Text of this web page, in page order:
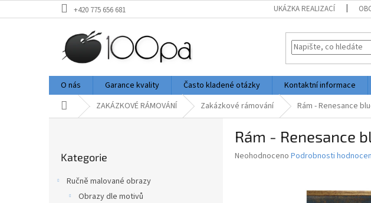
na
+420 775 656 681 UKÁZKA REALIZACÍ
O nás Garance kvality Často kladené otázky Kontaktní informace
Domů ZAKÁZKOVÉ RÁMOVÁNÍ Zakázkové rámování Rám - Renesance
kategorie
Kategorie
Ručně malované obrazy
Obrazy dle motivů
Rám - Renesance
Průměrné
Neohodnoceno Podrobnosti